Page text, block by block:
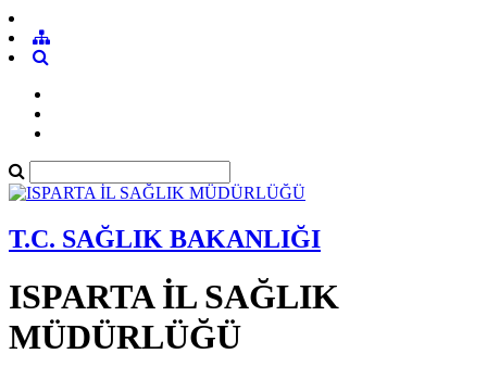
T.C. SAĞLIK BAKANLIĞI
ISPARTA İL SAĞLIK
MÜDÜRLÜĞÜ